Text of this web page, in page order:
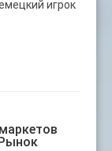
игрок